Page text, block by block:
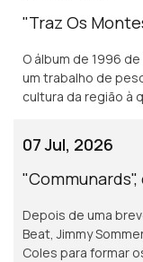
"Traz Os
O álbum de 1996
um trabalho de
cultura da região à
07 Jul, 2026
"Communards",
Depois de uma
Beat, Jimmy
Coles para formar